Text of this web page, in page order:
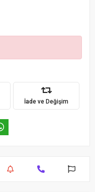
İade ve Değişim